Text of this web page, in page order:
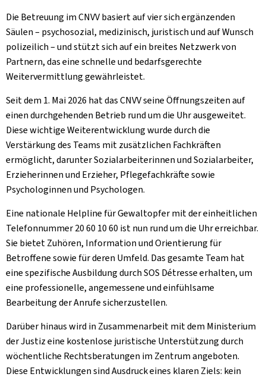
Die Betreuung im CNVV basiert auf vier sich ergänzenden
Säulen – psychosozial, medizinisch, juristisch und auf Wunsch
polizeilich – und stützt sich auf ein breites Netzwerk von
Partnern, das eine schnelle und bedarfsgerechte
Weitervermittlung gewährleistet.
Seit dem 1. Mai 2026 hat das CNVV seine Öffnungszeiten auf
einen durchgehenden Betrieb rund um die Uhr ausgeweitet.
Diese wichtige Weiterentwicklung wurde durch die
Verstärkung des Teams mit zusätzlichen Fachkräften
ermöglicht, darunter Sozialarbeiterinnen und Sozialarbeiter,
Erzieherinnen und Erzieher, Pflegefachkräfte sowie
Psychologinnen und Psychologen.
Eine nationale Helpline für Gewaltopfer mit der einheitlichen
Telefonnummer 20 60 10 60 ist nun rund um die Uhr erreichbar.
Sie bietet Zuhören, Information und Orientierung für
Betroffene sowie für deren Umfeld. Das gesamte Team hat
eine spezifische Ausbildung durch SOS Détresse erhalten, um
eine professionelle, angemessene und einfühlsame
Bearbeitung der Anrufe sicherzustellen.
Darüber hinaus wird in Zusammenarbeit mit dem Ministerium
der Justiz eine kostenlose juristische Unterstützung durch
wöchentliche Rechtsberatungen im Zentrum angeboten.
Diese Entwicklungen sind Ausdruck eines klaren Ziels: kein